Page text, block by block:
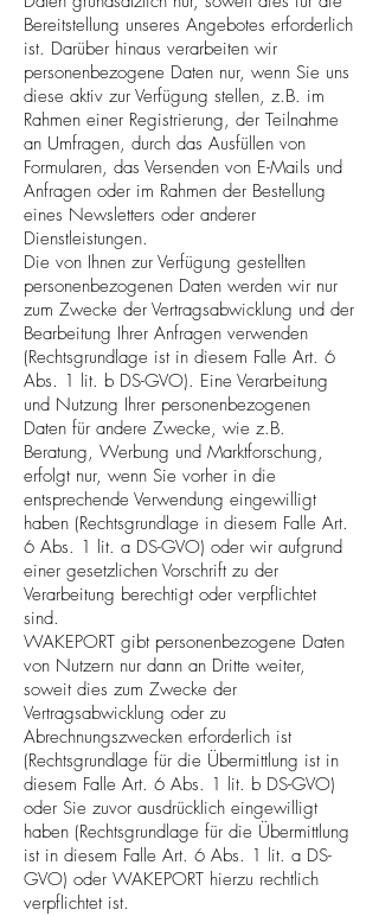
Bereitstellung unseres Angebotes erforderlich
ist. Darüber hinaus verarbeiten wir
personenbezogene Daten nur, wenn Sie uns
diese aktiv zur Verfügung stellen, z.B. im
Rahmen einer Registrierung, der Teilnahme
an Umfragen, durch das Ausfüllen von
Formularen, das Versenden von E-Mails und
Anfragen oder im Rahmen der Bestellung
eines Newsletters oder anderer
Dienstleistungen.
Die von Ihnen zur Verfügung gestellten
personenbezogenen Daten werden wir nur
zum Zwecke der Vertragsabwicklung und der
Bearbeitung Ihrer Anfragen verwenden
(Rechtsgrundlage ist in diesem Falle Art. 6
Abs. 1 lit. b DS-GVO). Eine Verarbeitung
und Nutzung Ihrer personenbezogenen
Daten für andere Zwecke, wie z.B.
Beratung, Werbung und Marktforschung,
erfolgt nur, wenn Sie vorher in die
entsprechende Verwendung eingewilligt
haben (Rechtsgrundlage in diesem Falle Art.
6 Abs. 1 lit. a DS-GVO) oder wir aufgrund
einer gesetzlichen Vorschrift zu der
Verarbeitung berechtigt oder verpflichtet
sind.
WAKEPORT gibt personenbezogene Daten
von Nutzern nur dann an Dritte weiter,
soweit dies zum Zwecke der
Vertragsabwicklung oder zu
Abrechnungszwecken erforderlich ist
(Rechtsgrundlage für die Übermittlung ist in
diesem Falle Art. 6 Abs. 1 lit. b DS-GVO)
oder Sie zuvor ausdrücklich eingewilligt
haben (Rechtsgrundlage für die Übermittlung
ist in diesem Falle Art. 6 Abs. 1 lit. a DS-
GVO) oder WAKEPORT hierzu rechtlich
verpflichtet ist.